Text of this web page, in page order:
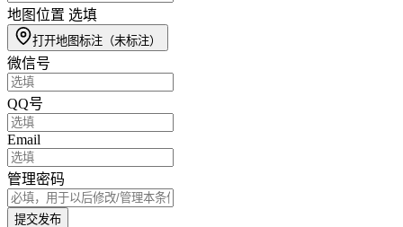
地图位置 选填
打开地图标注 （未标注）
微信号
QQ号
Email
管理密码
提交发布